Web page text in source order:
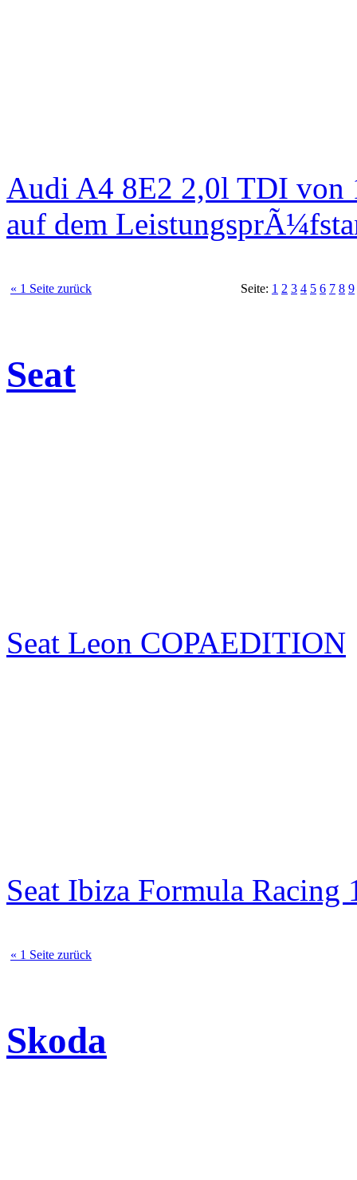
Audi A4 8E2 2,0l TDI von
auf dem
« 1 Seite zurück Seite: 1 2 3 4 5 6 7 8 9
Seat
Seat Leon COPAEDITION
Seat Ibiza Formula
« 1 Seite zurück
Skoda